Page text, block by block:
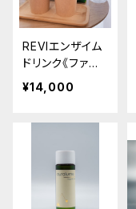
REVIエンザイム
ドリンク《ファス
ティング400シ
リーズ》
¥14,000